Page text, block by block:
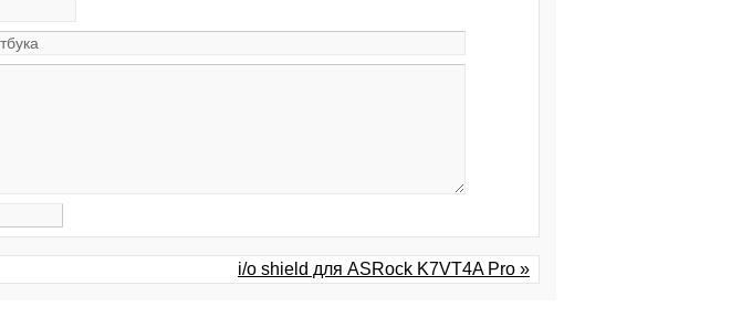
i/o shield для ASRock K7VT4A Pro »